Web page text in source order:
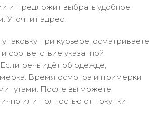
и предложит выбрать удобное
Уточнит адрес.
при курьере, осматриваете
соответствие указанной
речь идёт об одежде,
Время осмотра и примерки
После вы можете
или полностью от покупки.